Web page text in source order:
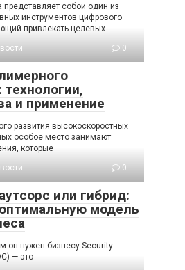
представляет собой один из
инструментов цифрового
привлекать целевых
0
технологии,
и применение
развития высокоскоростных
особое место занимают
которые
0
или гибрид:
модель
он нужен бизнесу Security
— это